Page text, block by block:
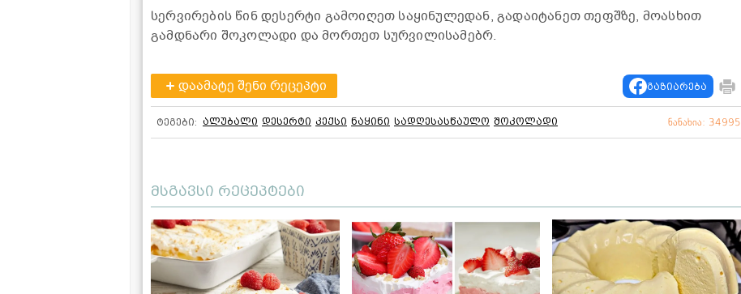
სერვირების წინ დესერტი გამოიღეთ საყინულედან, გადაიტანეთ თეფშზე, მოასხით
გამდნარი შოკოლადი და მორთეთ სურვილისამებრ.
დაამატე შენი რეცეპტი გაზიარება
ტეგები: ალუბალი დესერტი კექსი ნაყინი სადღესასწაულო შოკოლადი ნანახია: 34995
მსგავსი რეცეპტები